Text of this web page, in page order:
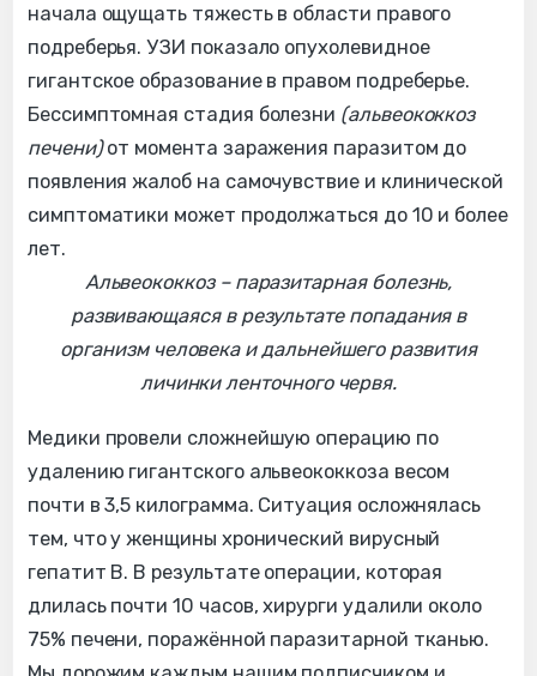
начала ощущать тяжесть в области правого
подреберья. УЗИ показало опухолевидное
гигантское образование в правом подреберье.
Бессимптомная стадия болезни (альвеококкоз
печени)от момента заражения паразитом до
появления жалоб на самочувствие и клинической
симптоматики может продолжаться до 10 и более
лет.
Альвеококкоз – паразитарная болезнь,
развивающаяся в результате попадания в
организм человека и дальнейшего развития
личинки ленточного червя.
Медики провели сложнейшую операцию по
удалению гигантского альвеококкоза весом
почти в 3,5 килограмма. Ситуация осложнялась
тем, что у женщины хронический вирусный
гепатит В. В результате операции, которая
длилась почти 10 часов, хирурги удалили около
75% печени, поражённой паразитарной тканью.